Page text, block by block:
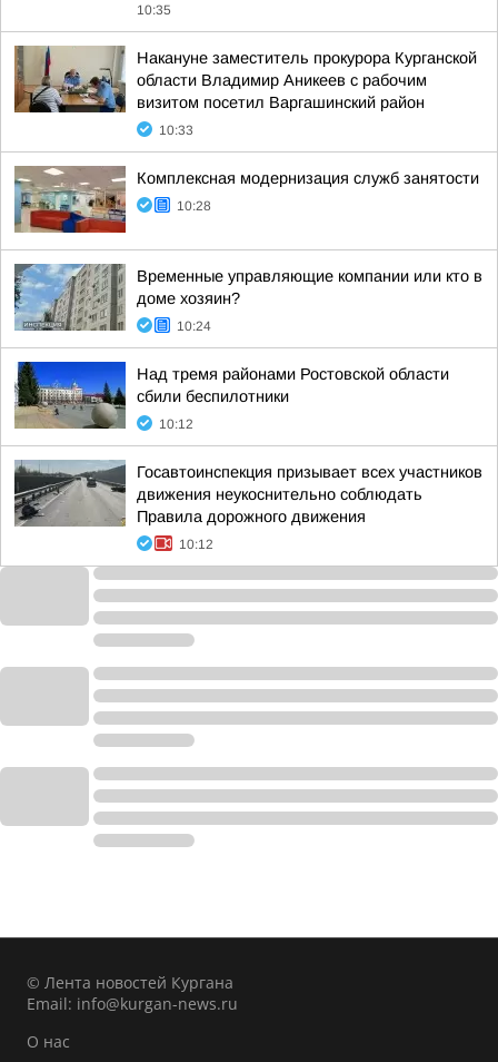
10:35
Накануне заместитель прокурора Курганской
области Владимир Аникеев с рабочим
визитом посетил Варгашинский район
10:33
Комплексная модернизация служб занятости
10:28
Временные управляющие компании или кто в
доме хозяин?
10:24
Над тремя районами Ростовской области
сбили беспилотники
10:12
Госавтоинспекция призывает всех участников
движения неукоснительно соблюдать
Правила дорожного движения
10:12
© Лента новостей Кургана
Email: info@kurgan-news.ru
О нас